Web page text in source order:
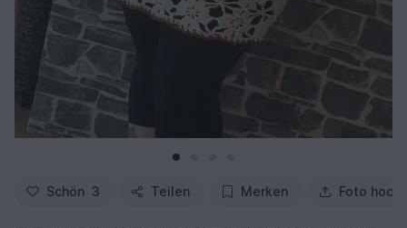
Schön 3 Teilen Merken Foto